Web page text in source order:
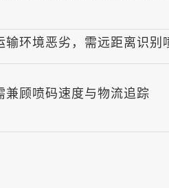
输环境恶劣，需远距离识别
兼顾喷码速度与物流追踪